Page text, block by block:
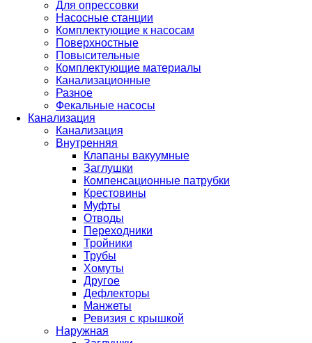
Для опрессовки
Насосные станции
Комплектующие к насосам
Поверхностные
Повысительные
Комплектующие материалы
Канализационные
Разное
Фекальные насосы
Канализация
Канализация
Внутренняя
Клапаны вакуумные
Заглушки
Компенсационные патрубки
Крестовины
Муфты
Отводы
Переходники
Тройники
Трубы
Хомуты
Другое
Дефлекторы
Манжеты
Ревизия с крышкой
Наружная